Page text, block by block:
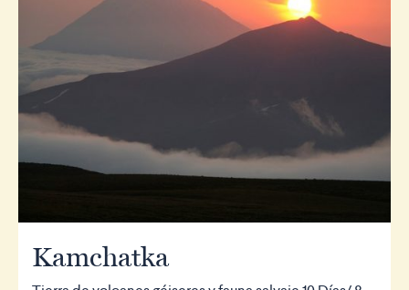
Kamchatka